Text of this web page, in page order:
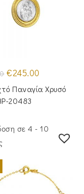
Original
price
was:
€295.00.
€245.00
τιμή
είναι:
Παναγία Χρυσό
20483
σε 4 - 10